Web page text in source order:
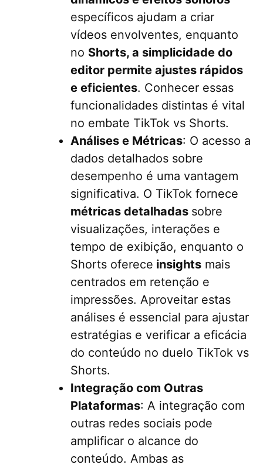
específicos ajudam a criar
vídeos envolventes, enquanto
no Shorts, a simplicidade do
editor permite ajustes rápidos
e eficientes. Conhecer essas
funcionalidades distintas é vital
no embate TikTok vs Shorts.
Análises e Métricas: O acesso a
dados detalhados sobre
desempenho é uma vantagem
significativa. O TikTok fornece
métricas detalhadas sobre
visualizações, interações e
tempo de exibição, enquanto o
Shorts oferece insights mais
centrados em retenção e
impressões. Aproveitar estas
análises é essencial para ajustar
estratégias e verificar a eficácia
do conteúdo no duelo TikTok vs
Shorts.
Integração com Outras
Plataformas: A integração com
outras redes sociais pode
amplificar o alcance do
conteúdo. Ambas as